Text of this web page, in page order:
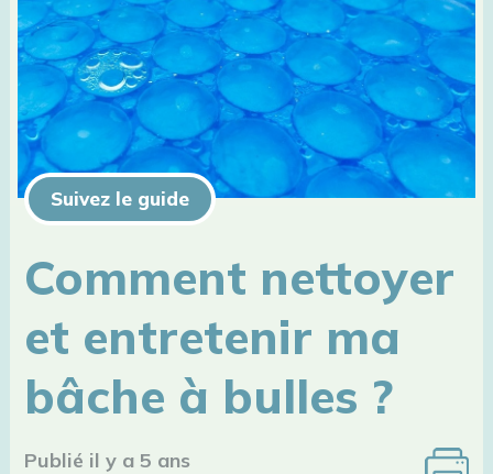
Suivez le guide
Comment nettoyer
et entretenir ma
bâche à bulles ?
Publié il y a 5 ans